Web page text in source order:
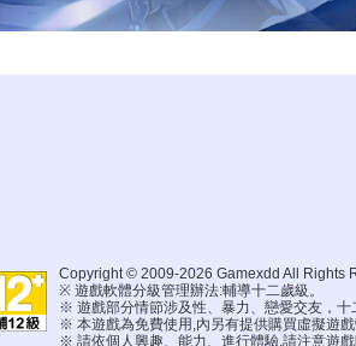
Copyright © 2009-2026 Gamexdd All Rights
※ 遊戲軟體分級管理辦法:輔導十二歲級。
※ 遊戲部分情節涉及性、暴力、戀愛交友，十
※ 本遊戲為免費使用,內另有提供購買虛擬遊戲
※ 請依個人興趣、能力、進行體驗,請注意遊戲